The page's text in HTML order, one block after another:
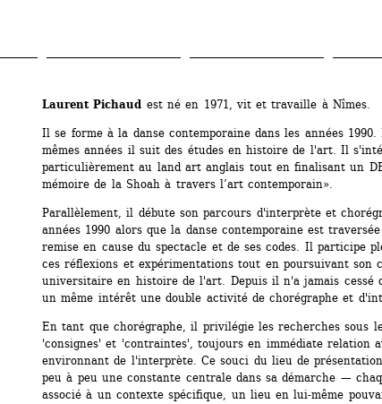
contenu
Laurent Pichaud est né en 1971, vit et travaille à Nîmes.
Il se forme à la danse contemporaine dans les années 1990.
mêmes années il suit des études en histoire de l'art. Il
particulièrement au land art anglais tout en finalisant un
mémoire de la Shoah à travers l’art contemporain».
Parallèlement, il débute son parcours d'interprète et
années 1990 alors que la danse contemporaine est
remise en cause du spectacle et de ses codes. Il participe
ces réflexions et expérimentations tout en poursuivant son
universitaire en histoire de l'art. Depuis il n'a jamais cessé
un même intérêt une double activité de chorégraphe et
En tant que chorégraphe, il privilégie les recherches sous
'consignes' et 'contraintes', toujours en immédiate relation
environnant de l'interprète. Ce souci du lieu de
peu à peu une constante centrale dans sa démarche —
associé à un contexte spécifique, un lieu en lui-même